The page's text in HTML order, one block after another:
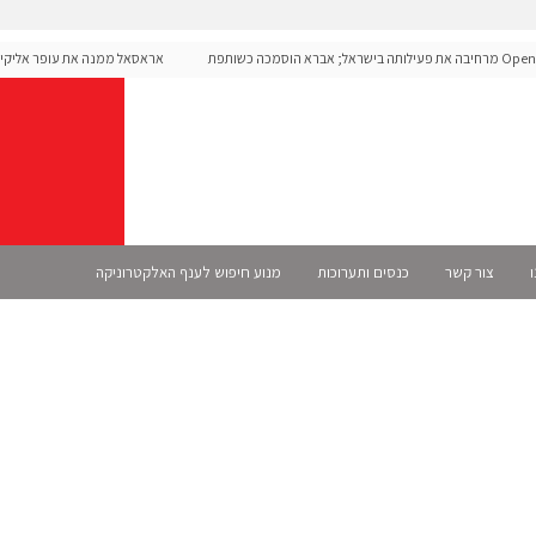
OpenAI מרחיבה את פעילותה בישראל; אברא הוסמכה כשותפת
אראסאל ממנה את עופר
צור קשר כנסים ותערוכות מנוע חיפוש לענף האלקטרוניקה